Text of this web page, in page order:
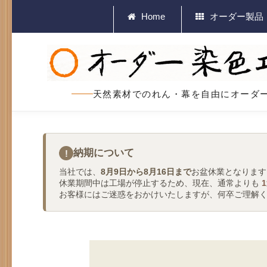
Home オーダー製品
天然素材でのれん・幕を自由にオーダ
! 納期について
当社では、 8月9日から8月16日までお盆休業となりま
休業期間中は工場が停止するため、現在、通常よりも
お客様にはご迷惑をおかけいたしますが、何卒ご理解